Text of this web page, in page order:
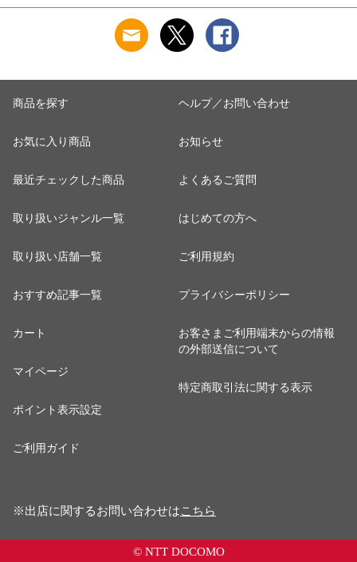
帽子 女性 シルク製
保湿 摩擦 ヘアケア
プレゼント 美容師
商品を探す
お気に入り商品
最近チェックした商品
取り扱いジャンル一覧
取り扱い店舗一覧
おすすめ記事一覧
カート
マイページ
ポイント表示設定
ご利用ガイド
ヘルプ／お問い合わせ
お知らせ
よくあるご質問
はじめての方へ
ご利用規約
プライバシーポリシー
お客さまご利用端末からの情報
の外部送信について
特定商取引法に関する表示
※出店に関するお問い合わせはこちら
© NTT DOCOMO